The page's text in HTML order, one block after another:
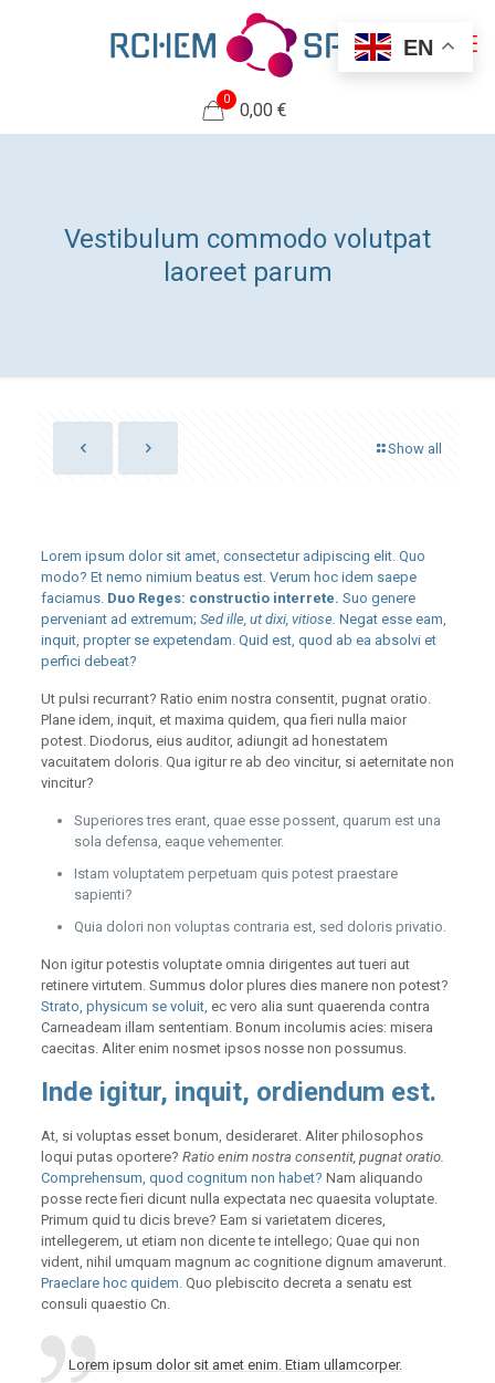
0
0,00 €
Vestibulum commodo volutpat
laoreet parum
Show all
Lorem ipsum dolor sit amet, consectetur adipiscing elit. Quo
modo? Et nemo nimium beatus est. Verum hoc idem saepe
faciamus. Duo Reges: constructio interrete. Suo genere
perveniant ad extremum; Sed ille, ut dixi, vitiose. Negat esse eam,
inquit, propter se expetendam. Quid est, quod ab ea absolvi et
perfici debeat?
Ut pulsi recurrant? Ratio enim nostra consentit, pugnat oratio.
Plane idem, inquit, et maxima quidem, qua fieri nulla maior
potest. Diodorus, eius auditor, adiungit ad honestatem
vacuitatem doloris. Qua igitur re ab deo vincitur, si aeternitate non
vincitur?
Superiores tres erant, quae esse possent, quarum est una
sola defensa, eaque vehementer.
Istam voluptatem perpetuam quis potest praestare
sapienti?
Quia dolori non voluptas contraria est, sed doloris privatio.
Non igitur potestis voluptate omnia dirigentes aut tueri aut
retinere virtutem. Summus dolor plures dies manere non potest?
Strato, physicum se voluit, ec vero alia sunt quaerenda contra
Carneadeam illam sententiam. Bonum incolumis acies: misera
caecitas. Aliter enim nosmet ipsos nosse non possumus.
Inde igitur, inquit, ordiendum est.
At, si voluptas esset bonum, desideraret. Aliter philosophos
loqui putas oportere? Ratio enim nostra consentit, pugnat oratio.
Comprehensum, quod cognitum non habet? Nam aliquando
posse recte fieri dicunt nulla expectata nec quaesita voluptate.
Primum quid tu dicis breve? Eam si varietatem diceres,
intellegerem, ut etiam non dicente te intellego; Quae qui non
vident, nihil umquam magnum ac cognitione dignum amaverunt.
Praeclare hoc quidem.Quo plebiscito decreta a senatu est
consuli quaestio Cn.
Lorem ipsum dolor sit amet enim. Etiam ullamcorper.
EN